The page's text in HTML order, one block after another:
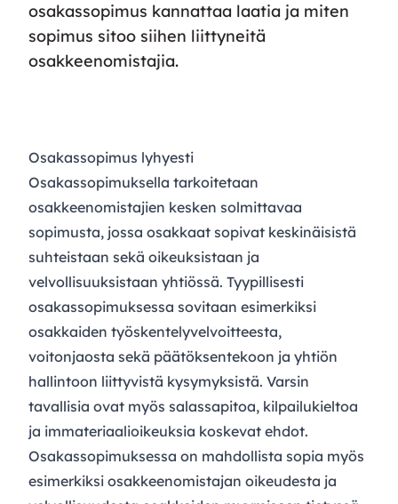
osakassopimus kannattaa laatia ja miten
sopimus sitoo siihen liittyneitä
osakkeenomistajia.
Osakassopimus lyhyesti
Osakassopimuksella tarkoitetaan
osakkeenomistajien kesken solmittavaa
sopimusta, jossa osakkaat sopivat keskinäisistä
suhteistaan sekä oikeuksistaan ja
velvollisuuksistaan yhtiössä. Tyypillisesti
osakassopimuksessa sovitaan esimerkiksi
osakkaiden työskentelyvelvoitteesta,
voitonjaosta sekä päätöksentekoon ja yhtiön
hallintoon liittyvistä kysymyksistä. Varsin
tavallisia ovat myös salassapitoa, kilpailukieltoa
ja immateriaalioikeuksia koskevat ehdot.
Osakassopimuksessa on mahdollista sopia myös
esimerkiksi osakkeenomistajan oikeudesta ja